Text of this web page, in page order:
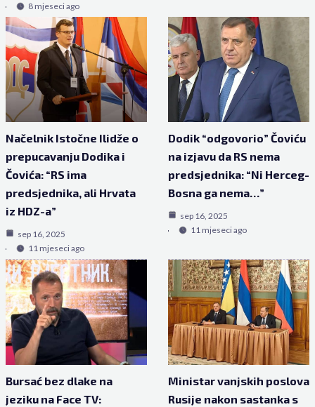
8 mjeseci ago
Načelnik Istočne Ilidže o
prepucavanju Dodika i
Čovića: “RS ima
predsjednika, ali Hrvata
iz HDZ-a”
sep 16, 2025
11 mjeseci ago
Dodik “odgovorio” Čoviću
na izjavu da RS nema
predsjednika: “Ni Herceg-
Bosna ga nema…”
sep 16, 2025
11 mjeseci ago
Bursać bez dlake na
jeziku na Face TV:
Ministar vanjskih poslova
Rusije nakon sastanka s